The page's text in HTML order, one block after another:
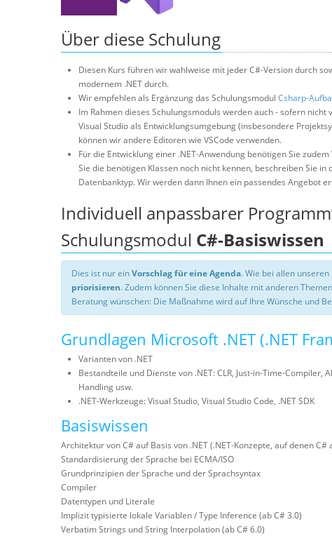
Über diese Schulung
Diesen Kurs führen wir wahlweise mit jeder C#-Version durch
modernem .NET durch.
Wir empfehlen als Ergänzung das Schulungsmodul Csharp-
Im Rahmen dieses Schulungsmoduls werden auch - sofern
Visual Studio als Entwicklungsumgebung (insbesondere
können wir andere Editoren wie VSCode verwenden.
Für die Entwicklung einer .NET-Anwendung benötigen Sie
Sie die benötigen Klassen noch nicht kennen, beschreiben Sie
Datenbanktyp. Wir werden dann Ihnen ein passendes Angebot
Individuell anpassbarer
Schulungsmodul C#-Basiswissen
Dies ist nur einVorschlag für eine Agenda. Wie bei allen
priorisieren. Zudem können Sie diese Inhalte mit anderen
Beratung wünschen: Die Maßnahme wird auf Ihre Wünsche und
Grundlagen Microsoft .NET (.NET
Varianten von .NET
Bestandteile und Dienste von .NET: CLR, Just-in-Time-
Handling usw.
.NET-Werkzeuge: Visual Studio, Visual Studio Code, .NET SDK
Basiswissen
Architektur von C# auf Basis von .NET (.NET-Konzepte, auf denen C#
Standardisierung der Sprache bei ECMA/ISO
Grundprinzipien der Sprache und der Sprachsyntax
Compiler
Datentypen und Literale
Implizit typisierte lokale Variablen / Type Inference (ab C# 3.0)
Verbatim Strings und String Interpolation (ab C# 6.0)